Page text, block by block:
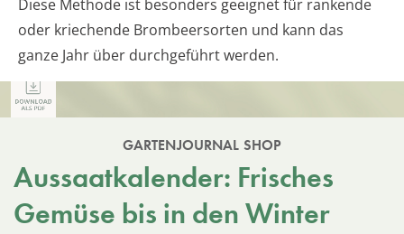
Diese Methode ist besonders geeignet für rankende
oder kriechende Brombeersorten und kann das
ganze Jahr über durchgeführt werden.
GARTENJOURNAL SHOP
Aussaatkalender: Frisches
Gemüse bis in den Winter